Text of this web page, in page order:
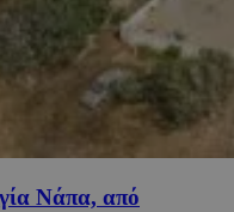
Νάπα, από